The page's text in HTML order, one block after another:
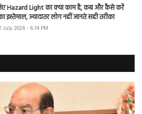
Hazard Light का क्या काम है, कब और कैसे करें
इस्तेमाल, ज्यादातर लोग नहीं जानते सही तरीका
July 2026 - 6:14 PM